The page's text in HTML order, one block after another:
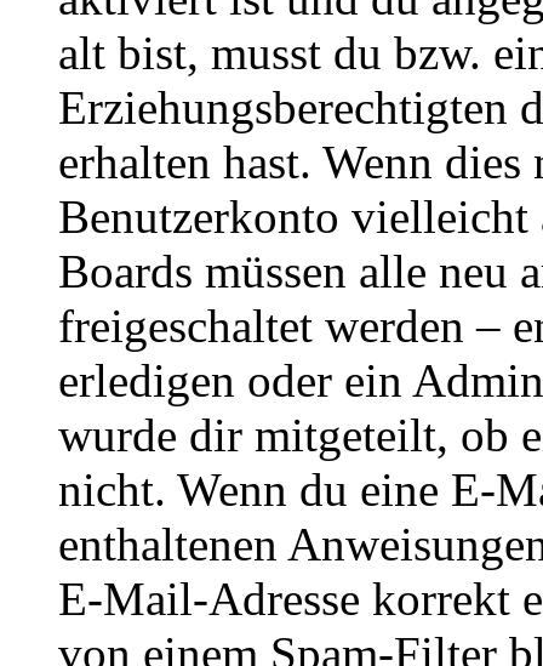
alt bist, musst du bzw.
Erziehungsberechtigten
erhalten hast. Wenn
Benutzerkonto
Boards müssen alle neu
freigeschaltet werden –
erledigen oder ein
wurde dir mitgeteilt, ob
nicht. Wenn du eine E-
enthaltenen
E-Mail-Adresse korrekt
von einem Spam-Filter